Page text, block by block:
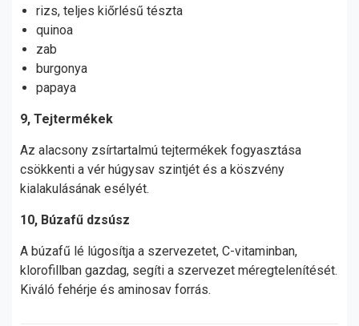
rizs, teljes kiőrlésű tészta
quinoa
zab
burgonya
papaya
9, Tejtermékek
Az alacsony zsírtartalmú tejtermékek fogyasztása
csökkenti a vér húgysav szintjét és a köszvény
kialakulásának esélyét.
10, Búzafű dzsúsz
A búzafű lé lúgosítja a szervezetet, C-vitaminban,
klorofillban gazdag, segíti a szervezet méregtelenítését.
Kiváló fehérje és aminosav forrás.